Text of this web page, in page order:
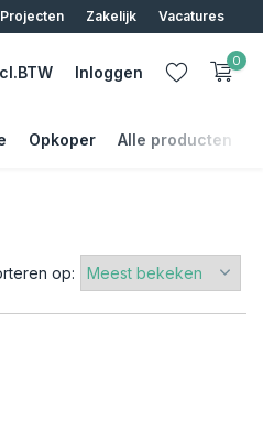
Projecten Zakelijk Vacatures
BTW Inloggen
Account aanmaken
Account aanmaken
0
Opkoper Alle producten
op: